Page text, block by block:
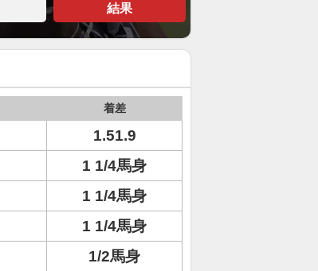
結果
着差
1.51.9
1 1/4馬身
1 1/4馬身
1 1/4馬身
1/2馬身